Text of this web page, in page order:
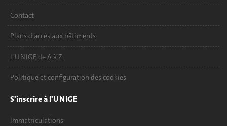
Contact
Plans d'accès aux bâtiments
L'UNIGE de A à Z
Politique et configuration des cookies
S'inscrire à l'UNIGE
Immatriculations